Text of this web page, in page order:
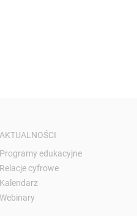
AKTUALNOŚCI
Programy edukacyjne
Relacje cyfrowe
Kalendarz
Webinary